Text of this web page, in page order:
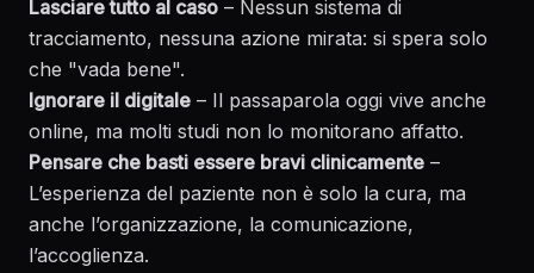
Lasciare tutto al caso – Nessun sistema di
tracciamento, nessuna azione mirata: si spera solo
che "vada bene".
Ignorare il digitale – Il passaparola oggi vive anche
online, ma molti studi non lo monitorano affatto.
Pensare che basti essere bravi clinicamente –
L’esperienza del paziente non è solo la cura, ma
anche l’organizzazione, la comunicazione,
l’accoglienza.